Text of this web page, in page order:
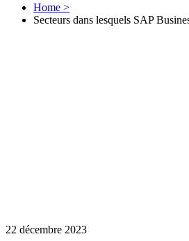
Home >
Secteurs dans lesquels SAP
22 décembre 2023